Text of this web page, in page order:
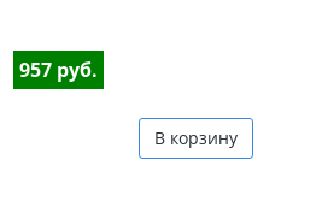
957 руб.
В корзину